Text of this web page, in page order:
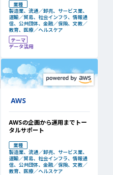
業種
製造業、流通／卸売、サービス業、
運輸／貿易、社会インフラ、情報通
信、公共団体、金融／保険、文教／
教育、医療／ヘルスケア
テーマ
データ活用
AWS
AWSの企画から運用までトー
タルサポート
業種
製造業、流通／卸売、サービス業、
運輸／貿易、社会インフラ、情報通
信、公共団体、金融／保険、文教／
教育、医療／ヘルスケア